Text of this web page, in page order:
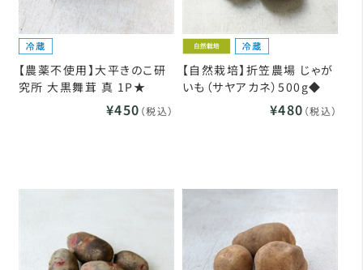
【農薬不使用】大平きのこ研
究所 大黒舞茸 真 1P★
¥450 （税込）
【自然栽培】折笠農場 じゃが
いも（サヤアカネ）500g◆
¥480 （税込）